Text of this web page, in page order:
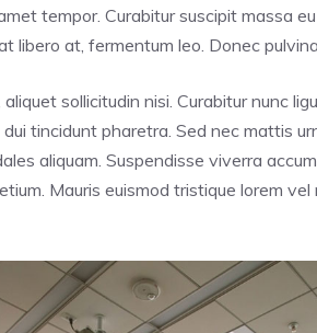
tempor. Curabitur suscipit massa
libero at, fermentum leo. Donec
sollicitudin nisi. Curabitur nunc
tincidunt pharetra. Sed nec mattis
aliquam. Suspendisse viverra
Mauris euismod tristique lorem